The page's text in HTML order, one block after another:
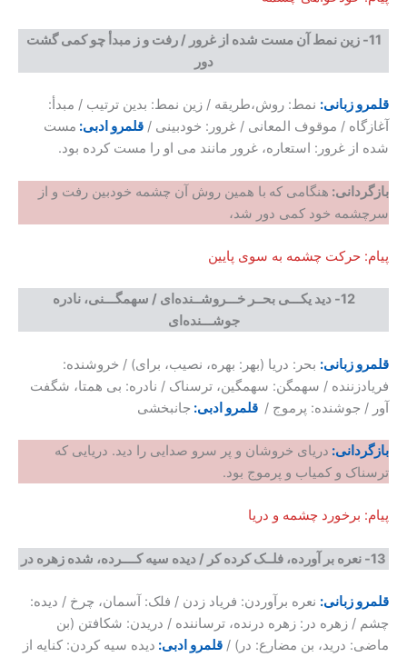
11- زین نمط آن مست شده از غرور /رفت و ز مبدأ چو کمی ‌گشت
دور
قلمرو زبانی: نمط: روش،طریقه / زین نمط: بدین ترتیب / مبدأ:
آغازگاه / موقوف المعانی / غرور: خودبینی / قلمرو ادبی: مست
شده از غرور: استعاره، غرور مانند می‌ او را مست کرده بود.
بازگردانی: هنگامی که با همین روش آن چشمه خودبین رفت و از
سرچشمه خود کمی دور شد،
پیام: حرکت چشمه به سوی پایین
12- دید یکـــی بحــر خـــروشــنده‌ای / سهمگـــنی، نادره
جوشـــنده‌ای
قلمرو زبانی: بحر: دریا (بهر: بهره، نصیب، برای) / خروشنده:
فریادزننده / سهمگن: سهمگین، ترسناک / نادره: بی همتا، شگفت
آور / جوشنده: پرموج / قلمرو ادبی: جانبخشی
بازگردانی: دریای خروشان و پر سرو صدایی را دید. دریایی که
ترسناک و کمیاب و پرموج بود.
پیام: برخورد چشمه و دریا
13- نعره بر آورده، فلــک کرده کر / دیده سیه کــــرده، ‌شده زهره در
قلمرو زبانی: نعره برآوردن: فریاد زدن / فلک: آسمان، چرخ / دیده:
چشم / زهره در: زهره درنده، ترساننده / دریدن: شکافتن (بن
ماضی: درید، بن مضارع: در) / قلمرو ادبی: دیده سیه کردن: کنایه از